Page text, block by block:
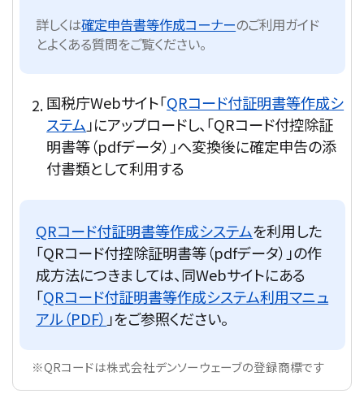
詳しくは確定申告書等作成コーナーのご利用ガイド
とよくある質問をご覧ください。
国税庁Webサイト「QRコード付証明書等作成シ
ステム 」にアップロードし、「QRコード付控除証
明書等（pdfデータ）」へ変換後に確定申告の添
付書類として利用する
QRコード付証明書等作成システムを利用した
「QRコード付控除証明書等（pdfデータ）」の作
成方法につきましては、同Webサイトにある
「QRコード付証明書等作成システム利用マニュ
アル（PDF） 」をご参照ください。
※QRコードは株式会社デンソーウェーブの登録商標です